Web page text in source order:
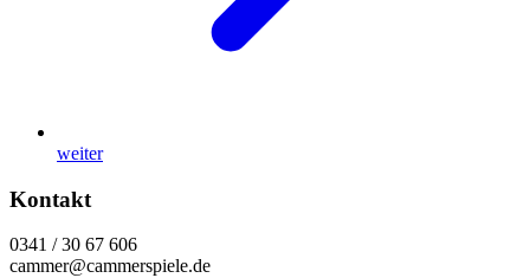
weiter
Kontakt
0341 / 30 67 606
cammer@cammerspiele.de